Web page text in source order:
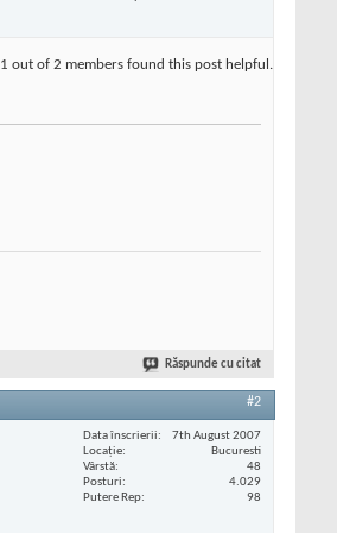
1 out of 2 members found this post helpful.
Răspunde cu citat
#2
Data înscrierii
7th August 2007
Locaţie
Bucuresti
Vârstă
48
Posturi
4.029
Putere Rep
98